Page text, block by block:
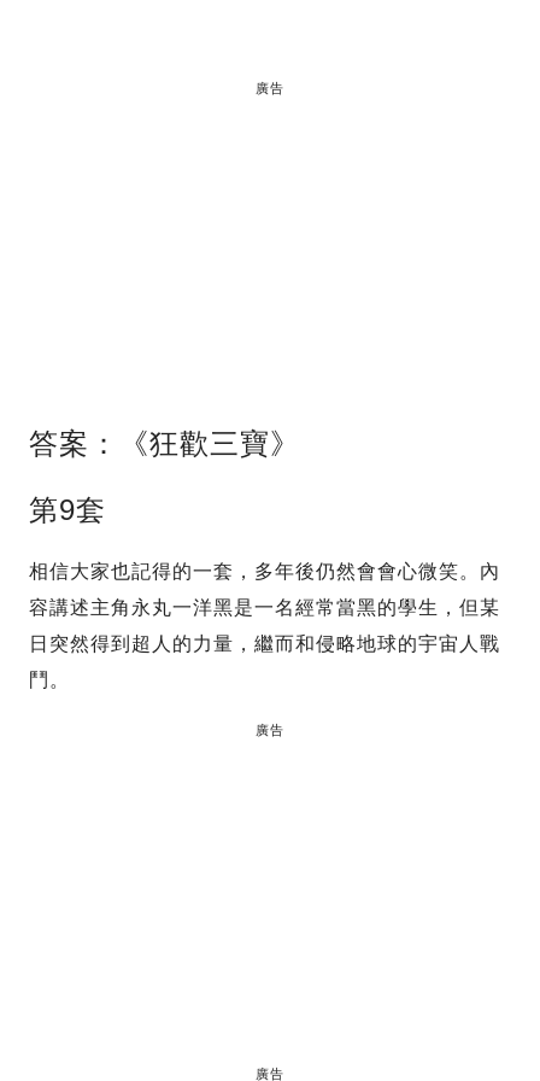
廣告
答案：《狂歡三寶》
第9套
相信大家也記得的一套，多年後仍然會會心微笑。內
容講述主角永丸一洋黑是一名經常當黑的學生，但某
日突然得到超人的力量，繼而和侵略地球的宇宙人戰
鬥。
廣告
廣告